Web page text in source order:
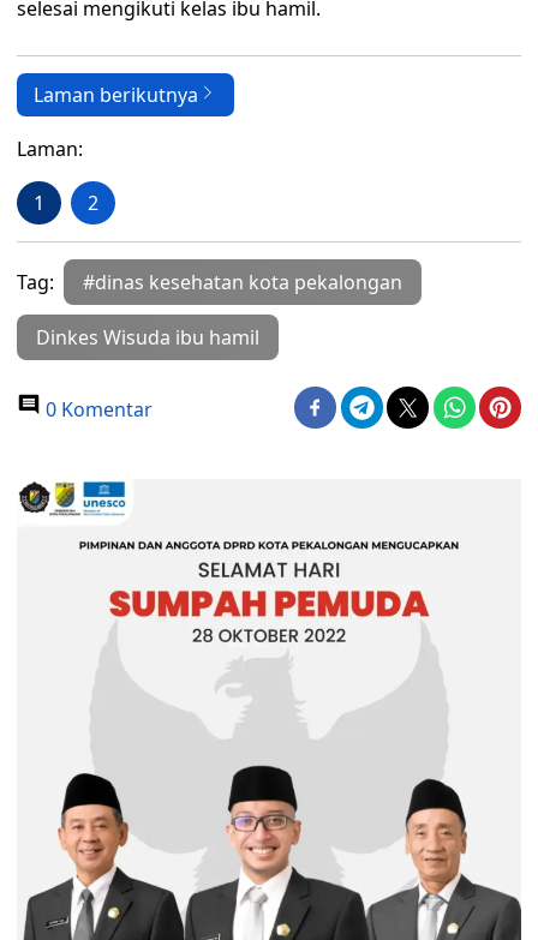
selesai mengikuti kelas ibu hamil.
Laman berikutnya
Laman:
1 2
Tag: #dinas kesehatan kota pekalongan
Dinkes Wisuda ibu hamil
0 Komentar